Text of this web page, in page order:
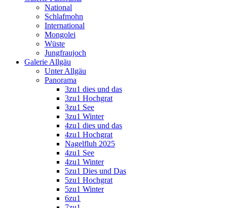
National
Schlafmohn
International
Mongolei
Wüste
Jungfraujoch
Galerie Allgäu
Unter Allgäu
Panorama
3zu1 dies und das
3zu1 Hochgrat
3zu1 See
3zu1 Winter
4zu1 dies und das
4zu1 Hochgrat
Nagelfluh 2025
4zu1 See
4zu1 Winter
5zu1 Dies und Das
5zu1 Hochgrat
5zu1 Winter
6zu1